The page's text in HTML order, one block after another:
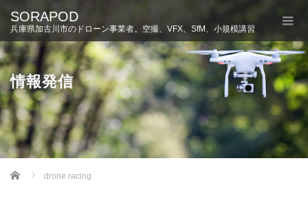
SORAPOD
兵庫県加古川市のドローン事業者。空撮、VFX、SfM、小規模講習
情報発信
Home drone racing